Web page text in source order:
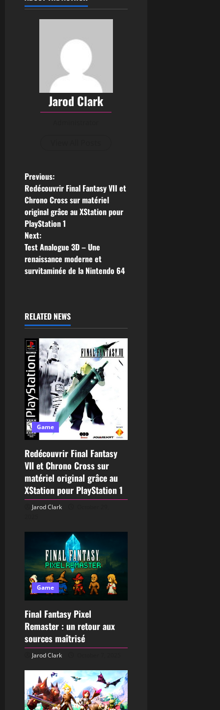
Jarod Clark
Previous:
Redécouvrir Final Fantasy VII et
Chrono Cross sur matériel
original grâce au XStation pour
PlayStation 1
Next:
Test Analogue 3D – Une
renaissance moderne et
survitaminée de la Nintendo 64
RELATED NEWS
Game
Redécouvrir Final Fantasy
VII et Chrono Cross sur
matériel original grâce au
XStation pour PlayStation 1
Jarod Clark
Game
Final Fantasy Pixel
Remaster : un retour aux
sources maîtrisé
Jarod Clark